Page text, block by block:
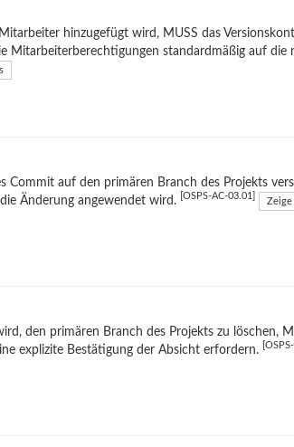
hinzugefügt wird, MUSS das
Mitarbeiterberechtigungen standardmäßig auf die
Commit auf den primären Branch des Projekts
Änderung angewendet wird.
[OSPS-AC-03.01] Zeige
den primären Branch des Projekts zu löschen,
explizite Bestätigung der Absicht erfordern.